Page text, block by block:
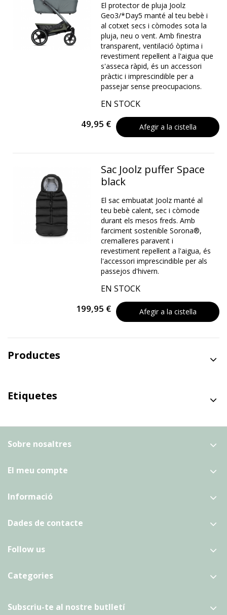
El protector de pluja Joolz
Geo3/*Day5 manté al teu bebè i
al cotxet secs i còmodes sota la
pluja, neu o vent. Amb finestra
transparent, ventilació òptima i
revestiment repel·lent a l'aigua que
s'asseca ràpid, és un accessori
pràctic i imprescindible per a
passejar sense preocupacions.
EN STOCK
49,95 € Afegir a la cistella
Sac Joolz puffer Space
black
El sac embuatat Joolz manté al
teu bebè calent, sec i còmode
durant els mesos freds. Amb
farciment sostenible Sorona®,
cremalleres paravent i
revestiment repel·lent a l'aigua, és
l'accessori imprescindible per als
passejos d'hivern.
EN STOCK
199,95 € Afegir a la cistella
Productes
Etiquetes
Sobre nosaltres
El meu compte
Informació
Dades de contacte
Follow us
Categories
Subscriu-te al nostre butlletí